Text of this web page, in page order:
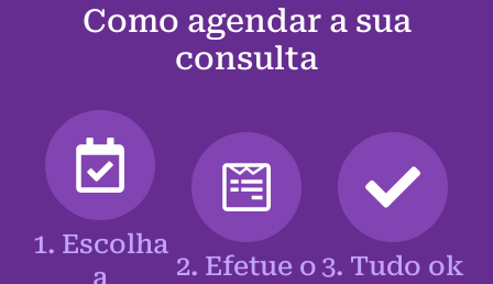
Como agendar a sua
consulta
1. Escolha
a
2. Efetue o 3. Tudo ok